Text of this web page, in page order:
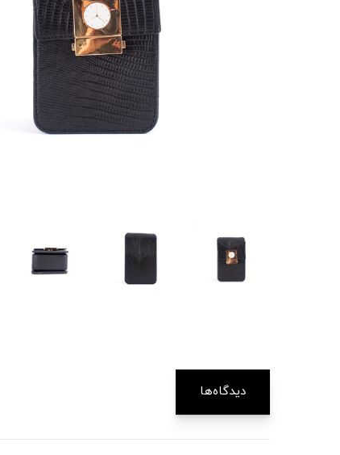
دیدگاه‌ها